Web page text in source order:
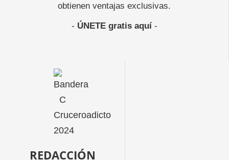
obtienen ventajas exclusivas.
- ÚNETE gratis aquí-
REDACCIÓN